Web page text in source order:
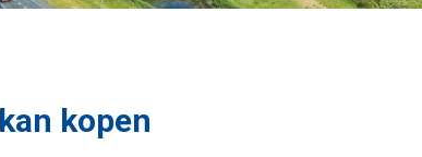
kopen